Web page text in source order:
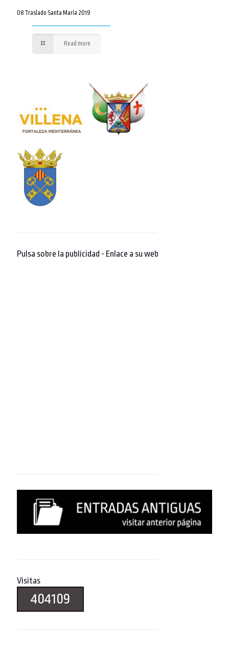
08 Traslado Santa María 2019
Read more
Pulsa sobre la publicidad - Enlace a su web
Visitas
404109